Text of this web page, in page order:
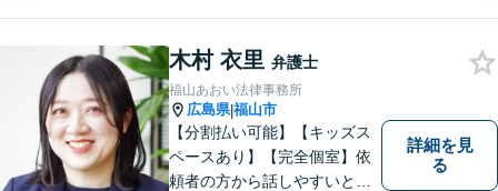
木村 衣里 弁護士
福山あおい法律事務所
広島県|福山市
【分割払い可能】【キッズス
ペースあり】【完全個室】依
頼者の方から話しやすいと定
詳細を見
る